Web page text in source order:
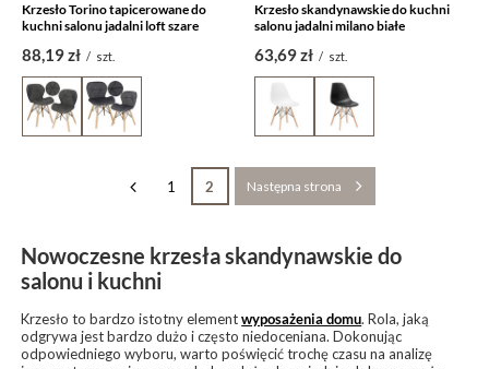
Krzesło Torino tapicerowane do
kuchni salonu jadalni loft szare
88,19 zł / szt.
Krzesło skandynawskie do kuchni
salonu jadalni milano białe
63,69 zł / szt.
1 2 Następna strona
Nowoczesne krzesła skandynawskie do
salonu i kuchni
Krzesło to bardzo istotny elementwyposażenia domu. Rola, jaką
odgrywa jest bardzo dużo i często niedoceniana. Dokonując
odpowiedniego wyboru, warto poświęcić trochę czasu na analizę